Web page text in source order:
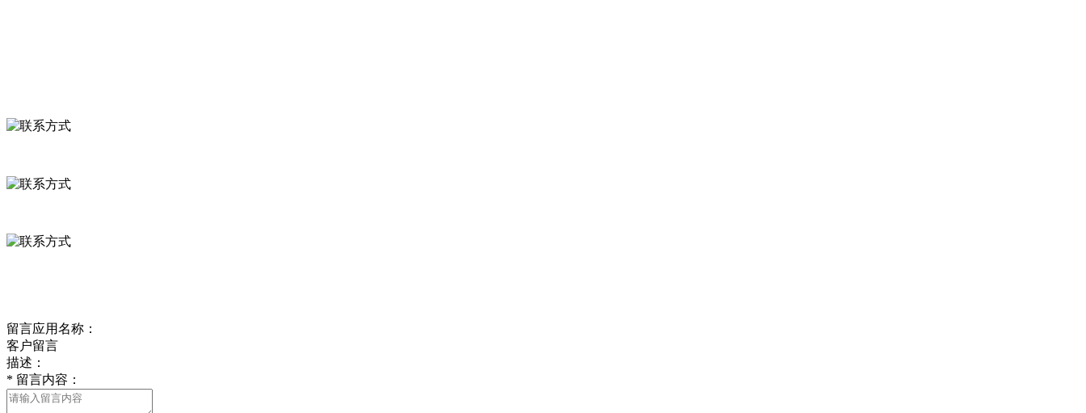
留言应用名称：
客户留言
描述：
* 留言内容：